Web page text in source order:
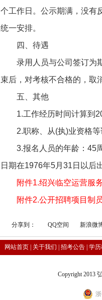
个工作日。公示期满，没有
统一安排。
四、待遇
录用人员与公司签订为
束后，对考核不合格的，取
五、其他
1.工作经历时间计算到
2.职称、从(执)业资格
3.报名人员的年龄：45
日期在1976年5月31日以后
附件1.绍兴临空运营服
附件2.公开招聘项目制
分享到： QQ空间 新浪微
网站首页| 关于我们 招考公告| 学
Copyright 2013